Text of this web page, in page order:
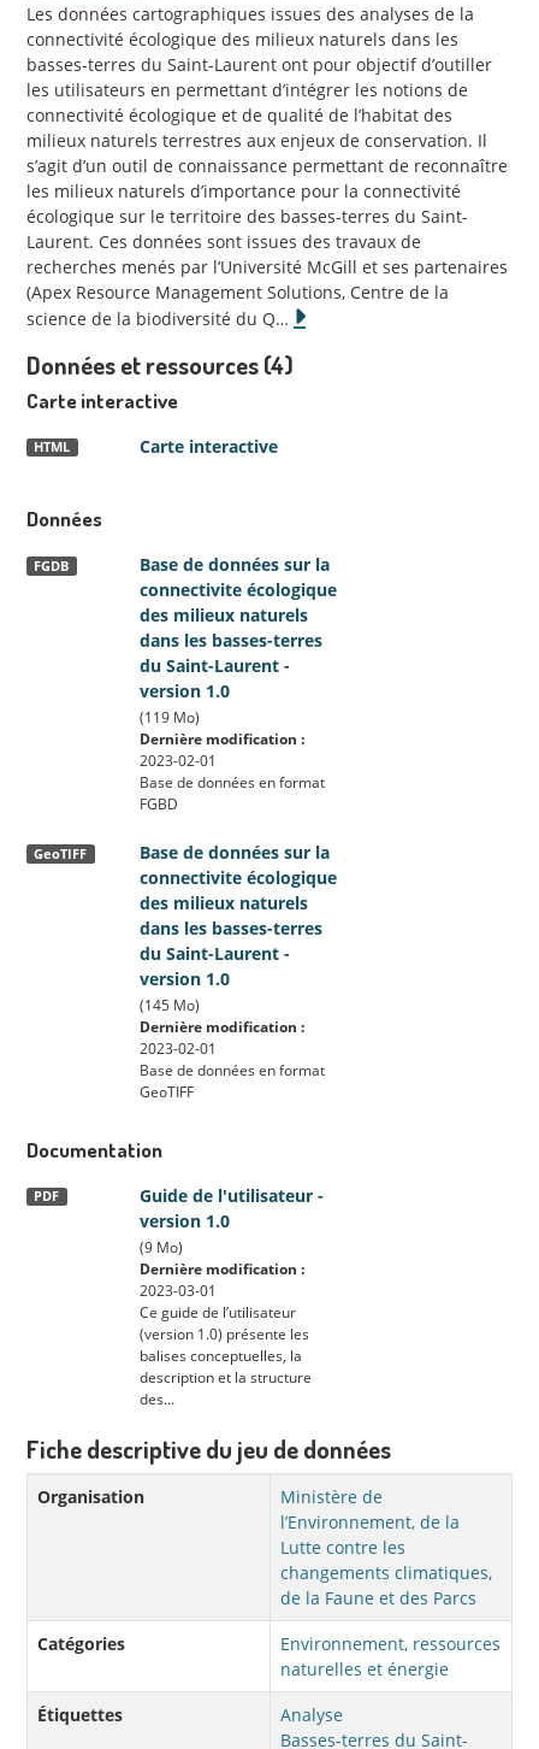
Les données cartographiques issues des analyses de la
connectivité écologique des milieux naturels dans les
basses-terres du Saint-Laurent ont pour objectif d’outiller
les utilisateurs en permettant d’intégrer les notions de
connectivité écologique et de qualité de l’habitat des
milieux naturels terrestres aux enjeux de conservation. Il
s’agit d’un outil de connaissance permettant de reconnaître
les milieux naturels d’importance pour la connectivité
écologique sur le territoire des basses-terres du Saint-
Laurent. Ces données sont issues des travaux de
recherches menés par l’Université McGill et ses partenaires
(Apex Resource Management Solutions, Centre de la
science de la biodiversité du Q…
Données et ressources (4)
Carte interactive
Carte interactive
HTML
Données
Base de données sur la
connectivite écologique
des milieux naturels
dans les basses-terres
du Saint-Laurent -
version 1.0
FGDB
(119 Mo)
Dernière modification :
2023-02-01
Base de données en format
FGBD
Base de données sur la
connectivite écologique
des milieux naturels
dans les basses-terres
du Saint-Laurent -
version 1.0
GeoTIFF
(145 Mo)
Dernière modification :
2023-02-01
Base de données en format
GeoTIFF
Documentation
Guide de l'utilisateur -
version 1.0
PDF
(9 Mo)
Dernière modification :
2023-03-01
Ce guide de l’utilisateur
(version 1.0) présente les
balises conceptuelles, la
description et la structure
des...
Fiche descriptive du jeu de données
Organisation
Ministère de
l’Environnement, de la
Lutte contre les
changements climatiques,
de la Faune et des Parcs
Catégories
Environnement, ressources
naturelles et énergie
Étiquettes
Analyse
Basses-terres du Saint-